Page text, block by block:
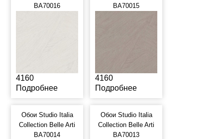
BA70016
4160
Подробнее
BA70015
4160
Подробнее
Обои Studio Italia
Collection Belle Arti
BA70014
Обои Studio Italia
Collection Belle Arti
BA70013